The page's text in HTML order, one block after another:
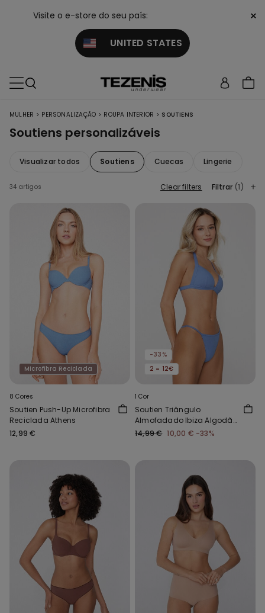
Visite o e-store do seu país:
UNITED STATES
×
MULHER > PERSONALIZAÇÃO > ROUPA INTERIOR > SOUTIENS
Soutiens personalizáveis
Visualizar todos Soutiens Cuecas Lingerie
34 artigos Clear filters Filtrar (1)
Microfibra Reciclada
8 Cores
Soutien Push-Up Microfibra
Reciclada Athens
12,99 €
-33%
2 = 12€
1 Cor
Soutien Triângulo
Almofadado Ibiza Algodão
Cutie
14,99 € 10,00 € -33%